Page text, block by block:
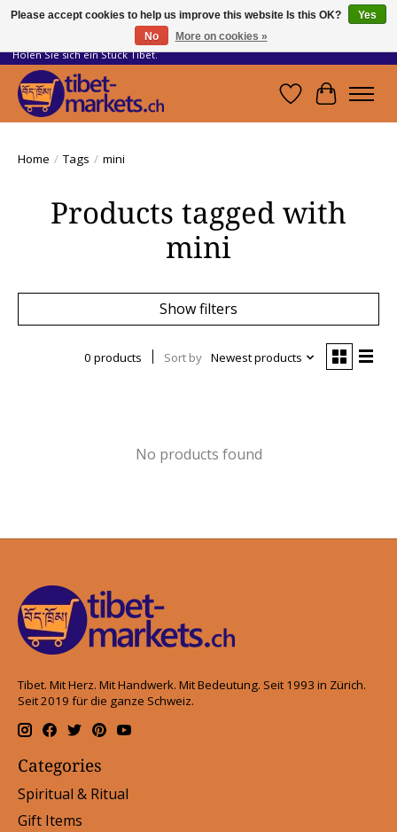
Handwerkskunst vom Dach der Welt.
Holen Sie sich ein Stück Tibet.
WishlistCart
Home / Tags / mini
Products tagged with
mini
Show filters
0 products Sort by Newest products
No products found
Tibet. Mit Herz. Mit Handwerk. Mit Bedeutung. Seit 1993 in Zürich.
Seit 2019 für die ganze Schweiz.
Categories
Spiritual & Ritual
Gift Items
Please accept cookies to help us improve this website Is this OK?
Yes
No
More on cookies »